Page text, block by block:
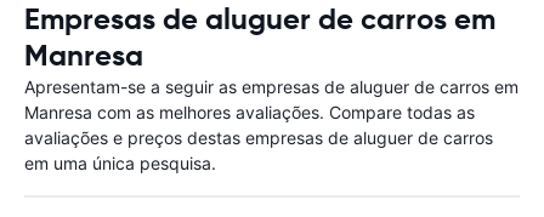
Empresas de aluguer de carros em
Manresa
Apresentam-se a seguir as empresas de aluguer de carros em
Manresa com as melhores avaliações. Compare todas as
avaliações e preços destas empresas de aluguer de carros
em uma única pesquisa.